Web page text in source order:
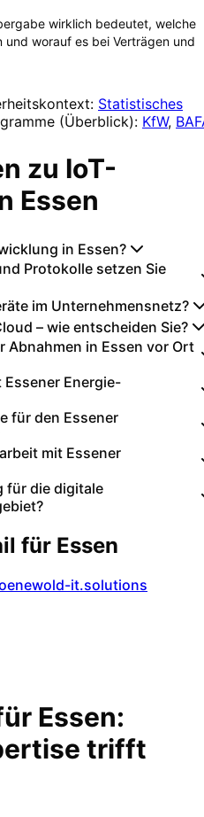
wirklich bedeutet, welche
und worauf es bei Verträgen und
Statistisches
(Überblick): KfW,
zu IoT-
Essen
in Essen?
Protokolle setzen Sie
im Unternehmensnetz?
– wie entscheiden Sie?
Abnahmen in Essen vor Ort
Energie-
für den Essener
mit Essener
für die digitale
für Essen
it.solutions
Essen:
trifft